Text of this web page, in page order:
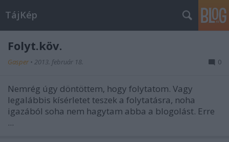
TájKép
Folyt.köv.
Gasper • 2013. február 18. 0
Nemrég úgy döntöttem, hogy folytatom. Vagy
legalábbis kísérletet teszek a folytatásra, noha
igazából soha nem hagytam abba a blogolást. Erre
...